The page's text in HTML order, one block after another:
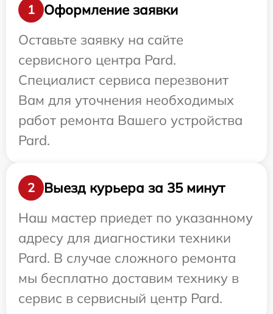
1
Оформление заявки
Оставьте заявку на сайте
сервисного центра Pard.
Специалист сервиса перезвонит
Вам для уточнения необходимых
работ ремонта Вашего устройства
Pard.
2
Выезд курьера за 35 минут
Наш мастер приедет по указанному
адресу для диагностики техники
Pard. В случае сложного ремонта
мы бесплатно доставим технику в
сервис в сервисный центр Pard.